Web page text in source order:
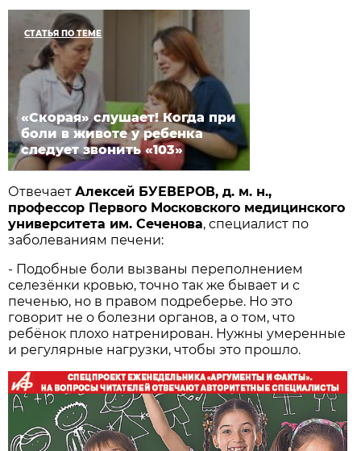
СТАТЬЯ ПО ТЕМЕ
«Скорая» слушает! Когда при
боли в животе у ребенка
следует звонить «103»
ОтвечаетАлексей БУЕВЕРОВ, д. м. н.,
профессор Первого Московского медицинского
университета им. Сеченова, специалист по
заболеваниям печени:
- Подобные боли вызваны переполнением
селезёнки кровью, точно так же бывает и с
печенью, но в правом подреберье. Но это
говорит не о болезни органов, а о том, что
ребёнок плохо натренирован. Нужны умеренные
и регулярные нагрузки, чтобы это прошло.